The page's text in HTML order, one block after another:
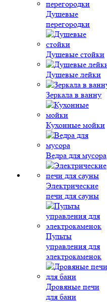
Душевые
перегородки
Душевые стойки
Душевые лейки
Зеркала в ванну
Кухонные мойки
Ведра для мусора
Электрические
печи для сауны
Пульты
управления для
электрокаменок
Дровяные печи
для бани